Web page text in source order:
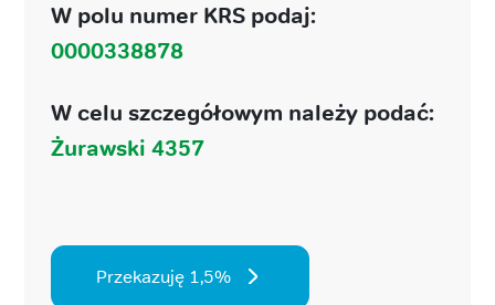
W polu numer KRS podaj:
0000338878
W celu szczegółowym należy podać:
Żurawski 4357
Przekazuję 1,5%